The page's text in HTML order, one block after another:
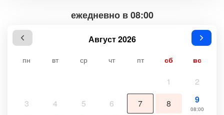
ежедневно в 08:00
Август 2026
пн вт ср чт пт сб вс
1
2
3
4 5 6 7 8 9
08:00